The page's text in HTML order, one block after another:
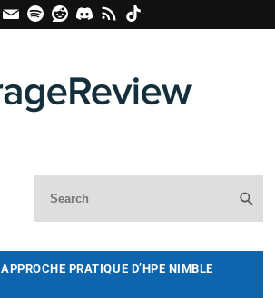
APPROCHE PRATIQUE D’HPE NIMBLE